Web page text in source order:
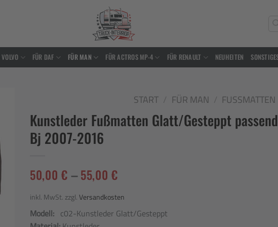
FÜR DAF FÜR MAN FÜR ACTROS MP-4 FÜR RENAULT NEUHEITEN
START / FÜR MAN / FUSSMATTEN
Kunstleder Fußmatten Glatt/Gesteppt
Bj 2007-2016
50,00€ –55,00 €
inkl. MwSt. zzgl.Versandkosten
Modell: c02-Kunstleder Glatt/Gesteppt